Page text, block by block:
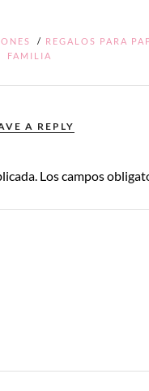
/ REGALOS PARA
FAMILIA
A REPLY
Los campos